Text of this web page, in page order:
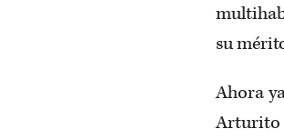
su
Ahora
Arturito